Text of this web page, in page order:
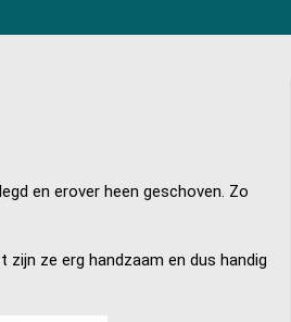
en erover heen geschoven. Zo
zijn ze erg handzaam en dus handig